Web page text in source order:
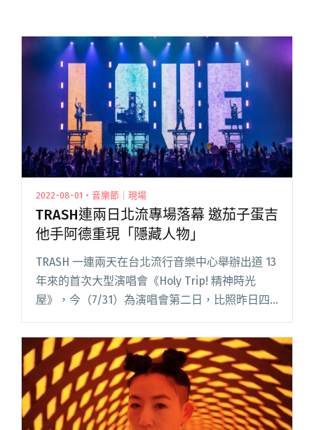
2022-08-01・音樂節｜現場
TRASH連兩日北流專場落幕 邀茄子蛋吉
他手阿德重現「隱藏人物」
TRASH 一連兩天在台北流行音樂中心舉辦出道 13
年來的首次大型演唱會《Holy Trip! 精神時光
屋》，今（7/31）為演唱會第二日，比照昨日四
的精華曲目，更將節目設計為一場不停破關的閱
讀全文 "TRASH連兩日北流專場落幕 邀茄子蛋吉
他手阿德重現「隱藏人物」"